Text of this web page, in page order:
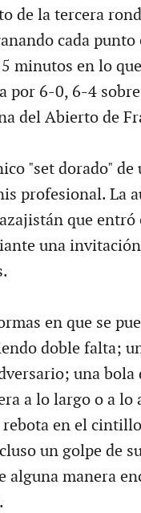
de la tercera
cada
minutos en lo
por 6-0, 6-4
del Abierto de
"set dorado" de
profesional. La
que entró
una
en que se
doble falta;
una bola
a lo largo o a lo
rebota en el
un golpe de
alguna manera